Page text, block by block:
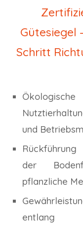
Gütesiegel
Schritt
und
der
pflanzliche